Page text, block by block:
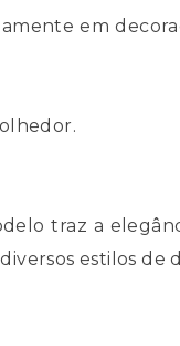
em
traz a
estilos de